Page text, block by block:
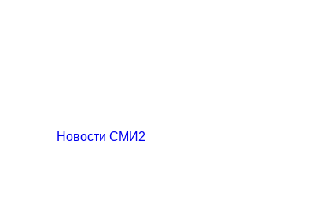
Новости СМИ2